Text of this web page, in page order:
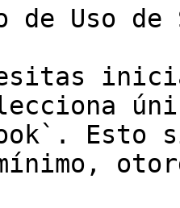
de Uso de